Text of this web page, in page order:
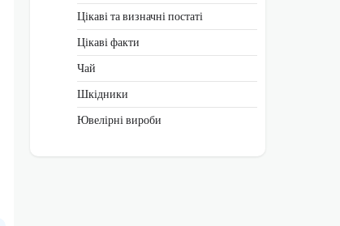
Цікаві та визначні постаті
Цікаві факти
Чай
Шкідники
Ювелірні вироби